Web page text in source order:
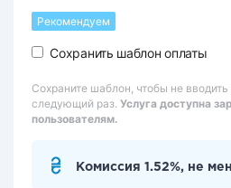
Рекомендуем
Сохранить шаблон оплаты
Сохраните шаблон, чтобы не
следующий раз. Услуга доступна
пользователям.
Комиссия 1.52%, не